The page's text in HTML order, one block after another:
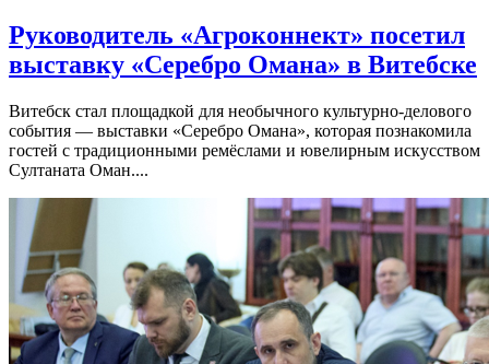
Руководитель «Агроконнект» посетил
выставку «Серебро Омана» в Витебске
Витебск стал площадкой для необычного культурно-делового
события — выставки «Серебро Омана», которая познакомила
гостей с традиционными ремёслами и ювелирным искусством
Султаната Оман....